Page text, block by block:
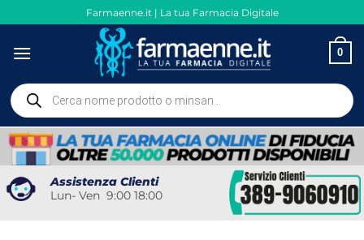
ai
contenuti
Farmaenne.it | La tua Farmacia Digitale
0
Ricerca
prodotti
Assistenza Clienti
Lun- Ven 9:00 18:00